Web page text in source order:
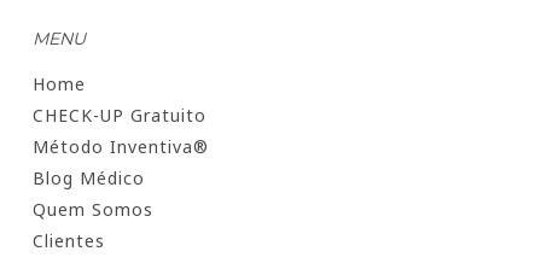
MENU
Home
CHECK-UP Gratuito
Método Inventiva®
Blog Médico
Quem Somos
Clientes